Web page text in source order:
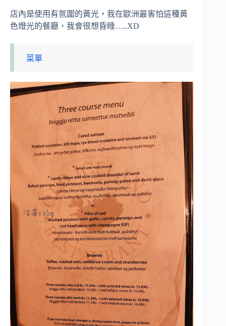
店內是使用有氛圍的黃光，我在歐洲最害怕這種黃
色燈光的餐廳，我會很想昏睡…..XD
菜單